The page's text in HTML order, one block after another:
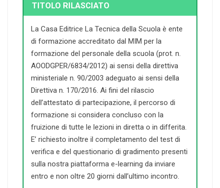
TITOLO RILASCIATO
La Casa Editrice La Tecnica della Scuola è ente
di formazione accreditato dal MIM per la
formazione del personale della scuola (prot. n.
AOODGPER/6834/2012) ai sensi della direttiva
ministeriale n. 90/2003 adeguato ai sensi della
Direttiva n. 170/2016. Ai fini del rilascio
dell’attestato di partecipazione, il percorso di
formazione si considera concluso con la
fruizione di tutte le lezioni in diretta o in differita.
E’ richiesto inoltre il completamento del test di
verifica e del questionario di gradimento presenti
sulla nostra piattaforma e-learning da inviare
entro e non oltre 20 giorni dall’ultimo incontro.